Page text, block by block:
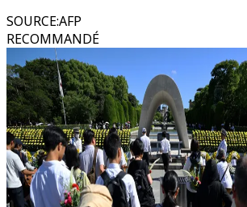
SOURCE:AFP
RECOMMANDÉ